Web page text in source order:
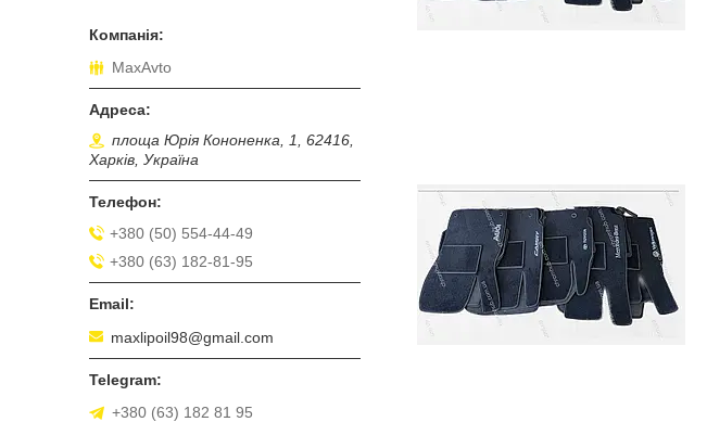
MaxAvto
площа Юрія Кононенка, 1, 62416,
Харків, Україна
+380 (50) 554-44-49
+380 (63) 182-81-95
maxlipoil98@gmail.com
+380 (63) 182 81 95